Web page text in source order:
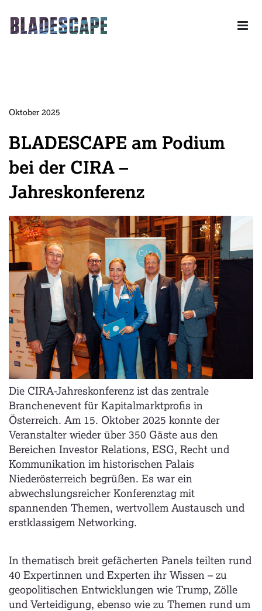
Oktober 2025
BLADESCAPE am Podium
bei der CIRA –
Jahreskonferenz
Die CIRA-Jahreskonferenz ist das zentrale
Branchenevent für Kapitalmarktprofis in
Österreich. Am 15. Oktober 2025 konnte der
Veranstalter wieder über 350 Gäste aus den
Bereichen Investor Relations, ESG, Recht und
Kommunikation im historischen Palais
Niederösterreich begrüßen. Es war ein
abwechslungsreicher Konferenztag mit
spannenden Themen, wertvollem Austausch und
erstklassigem Networking.
In thematisch breit gefächerten Panels teilten rund
40 Expertinnen und Experten ihr Wissen – zu
geopolitischen Entwicklungen wie Trump, Zölle
und Verteidigung, ebenso wie zu Themen rund um